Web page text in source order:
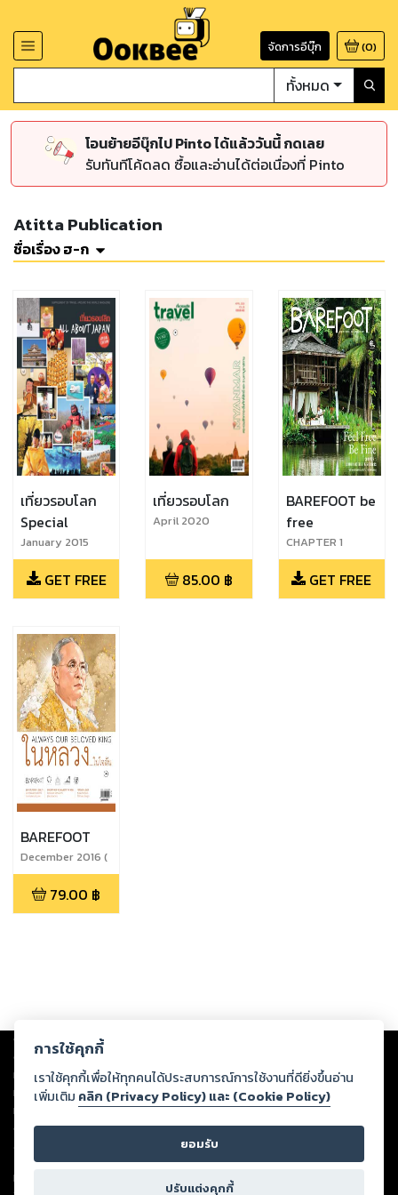
จัดการอีบุ๊ก (0)
ทั้งหมด
โอนย้ายอีบุ๊กไป Pinto ได้แล้ววันนี้ กดเลย
รับทันทีโค้ดลด ซื้อและอ่านได้ต่อเนื่องที่ Pinto
Atitta Publication
ชื่อเรื่อง ฮ-ก
เที่ยวรอบโลก
Special
January 2015
GET FREE
เที่ยวรอบโลก
April 2020
85.00 ฿
BAREFOOT be
free
CHAPTER 1
LUXURY HOTELS
& RESORTS
GET FREE
BAREFOOT
December 2016 (
ฉบับพิเศษ
ในหลวง...ในใจฉัน )
79.00 ฿
Copyright © 2026
ต่อผลงานหรือเนื้อหาใดที่อัปโหลดผ่านเว็บไซต์และปรากฏว่าละเมิดสิทธิใน
ทรัพย์สินทางปัญญาของบุคคลอื่นหรือขัดต่อกฎหมายและศีลธรรม ดังนั้น ผู้อ่าน
ทุกท่านโปรดใช้วิจารณญาณในการกลั่นกรองด้วยตนเอง และหากท่านพบว่าส่วน
หนึ่งส่วนใดขัดต่อกฎหมายและศีลธรรม กรุณาแจ้งมายังบริษัท เพื่อทีมงานจะได้
ดำเนินการในทันที ทั้งนี้ ทางสตอรี่ล็อกขอสงวนลิขสิทธิ์ตามพระราชบัญญัติ
ลิขสิทธิ์ พ.ศ. 2537 (ฉบับล่าสุด)
For support: member@ookbee.com
การใช้คุกกี้
เราใช้คุกกี้เพื่อให้ทุกคนได้ประสบการณ์การใช้งานที่ดียิ่งขึ้นอ่าน
เพิ่มเติม คลิก (Privacy Policy) และ (Cookie Policy)
ยอมรับ
ปรับแต่งคุกกี้